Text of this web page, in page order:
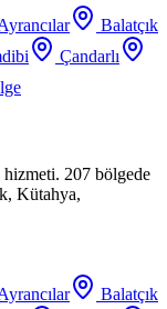
Balatçık
Çandarlı
hizmeti. 207 bölgede
Kütahya,
Balatçık